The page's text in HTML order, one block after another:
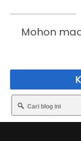
Mohon